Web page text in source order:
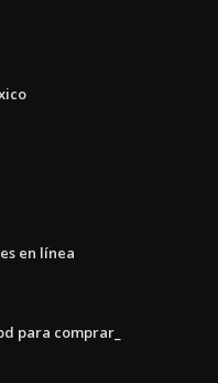
en línea
para comprar_